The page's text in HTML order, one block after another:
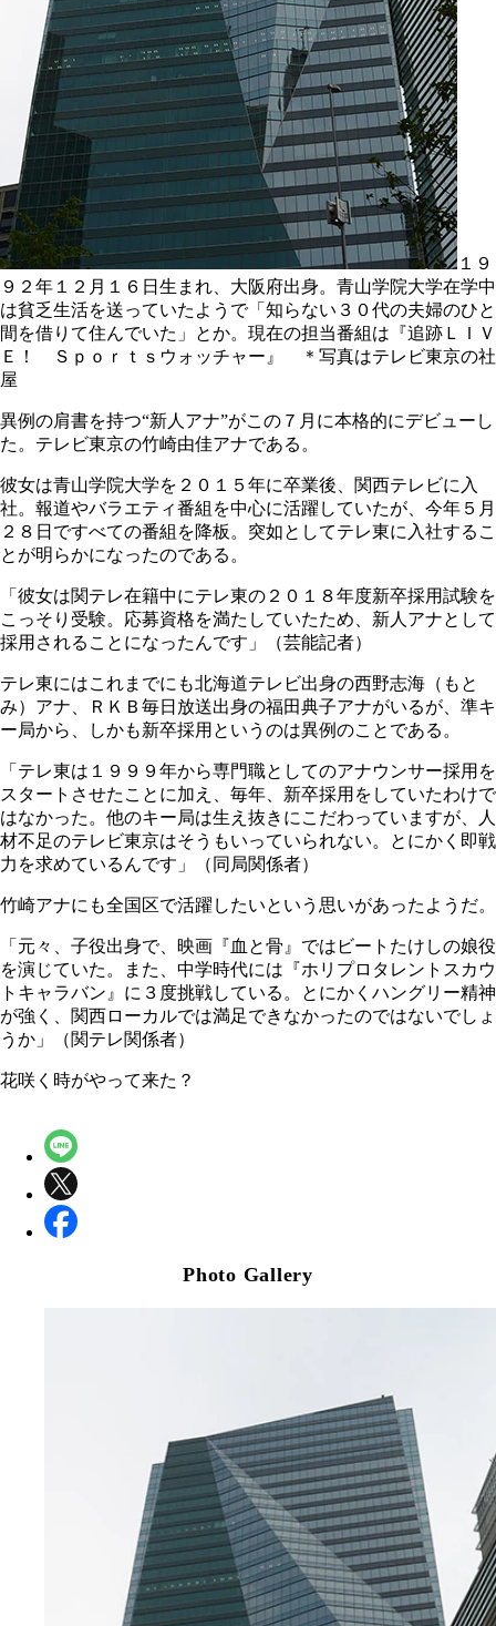
１９
９２年１２月１６日生まれ、大阪府出身。青山学院大学在学中
は貧乏生活を送っていたようで「知らない３０代の夫婦のひと
間を借りて住んでいた」とか。現在の担当番組は『追跡ＬＩＶ
Ｅ！ Ｓｐｏｒｔｓウォッチャー』 ＊写真はテレビ東京の社
屋
異例の肩書を持つ“新人アナ”がこの７月に本格的にデビューし
た。テレビ東京の竹崎由佳アナである。
彼女は青山学院大学を２０１５年に卒業後、関西テレビに入
社。報道やバラエティ番組を中心に活躍していたが、今年５月
２８日ですべての番組を降板。突如としてテレ東に入社するこ
とが明らかになったのである。
「彼女は関テレ在籍中にテレ東の２０１８年度新卒採用試験を
こっそり受験。応募資格を満たしていたため、新人アナとして
採用されることになったんです」（芸能記者）
テレ東にはこれまでにも北海道テレビ出身の西野志海（もと
み）アナ、ＲＫＢ毎日放送出身の福田典子アナがいるが、準キ
ー局から、しかも新卒採用というのは異例のことである。
「テレ東は１９９９年から専門職としてのアナウンサー採用を
スタートさせたことに加え、毎年、新卒採用をしていたわけで
はなかった。他のキー局は生え抜きにこだわっていますが、人
材不足のテレビ東京はそうもいっていられない。とにかく即戦
力を求めているんです」（同局関係者）
竹崎アナにも全国区で活躍したいという思いがあったようだ。
「元々、子役出身で、映画『血と骨』ではビートたけしの娘役
を演じていた。また、中学時代には『ホリプロタレントスカウ
トキャラバン』に３度挑戦している。とにかくハングリー精神
が強く、関西ローカルでは満足できなかったのではないでしょ
うか」（関テレ関係者）
花咲く時がやって来た？
Photo Gallery